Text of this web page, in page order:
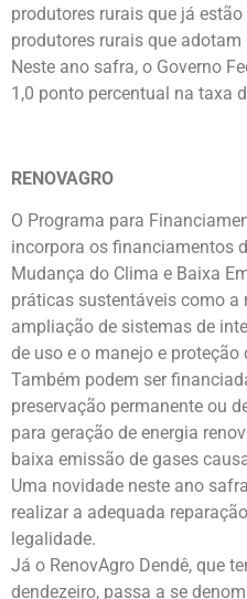
produtores rurais que já
produtores rurais que
Neste ano safra, o Governo
1,0 ponto percentual na taxa
RENOVAGRO
O Programa para
incorpora os financiamentos
Mudança do Clima e Baixa
práticas sustentáveis como a
ampliação de sistemas de
de uso e o manejo e
Também podem ser
preservação permanente ou
para geração de energia
baixa emissão de gases
Uma novidade neste ano
realizar a adequada
legalidade.
Já o RenovAgro Dendê, que
dendezeiro, passa a se